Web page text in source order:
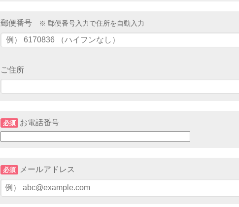
郵便番号※ 郵便番号入力で住所を自動入力
ご住所
必須 お電話番号
必須 メールアドレス